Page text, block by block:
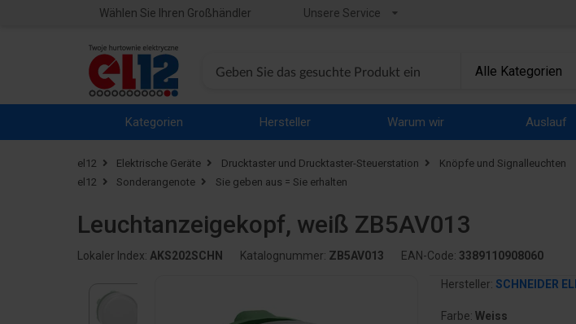
Wählen Sie Ihren Großhändler Unsere Service
Kategorien Hersteller Warum wir Auslauf
el12 Elektrische Geräte Drucktaster und Drucktaster-Steuerstation
Knöpfe und Signalleuchten
el12
Sonderangenote Sie geben aus = Sie erhalten
Leuchtanzeigekopf, weiß ZB5AV013
Lokaler Index: AKS202SCHN Katalognummer: ZB5AV013 EAN-Code: 3389110908060
Hersteller: SCHNEIDER
Farbe: Weiss